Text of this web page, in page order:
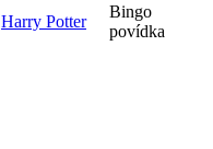
Harry Potter
Bingo
povídka